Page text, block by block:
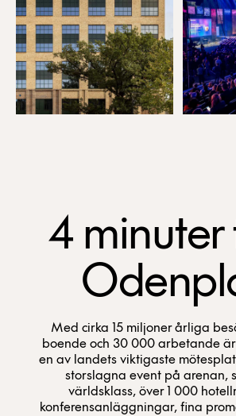
4 minuter
Med cirka 15 miljoner årliga
boende och 30 000 arbetande
en av landets viktigaste
storslagna event på arenan,
världsklass, över 1 000
konferensanläggningar, fina